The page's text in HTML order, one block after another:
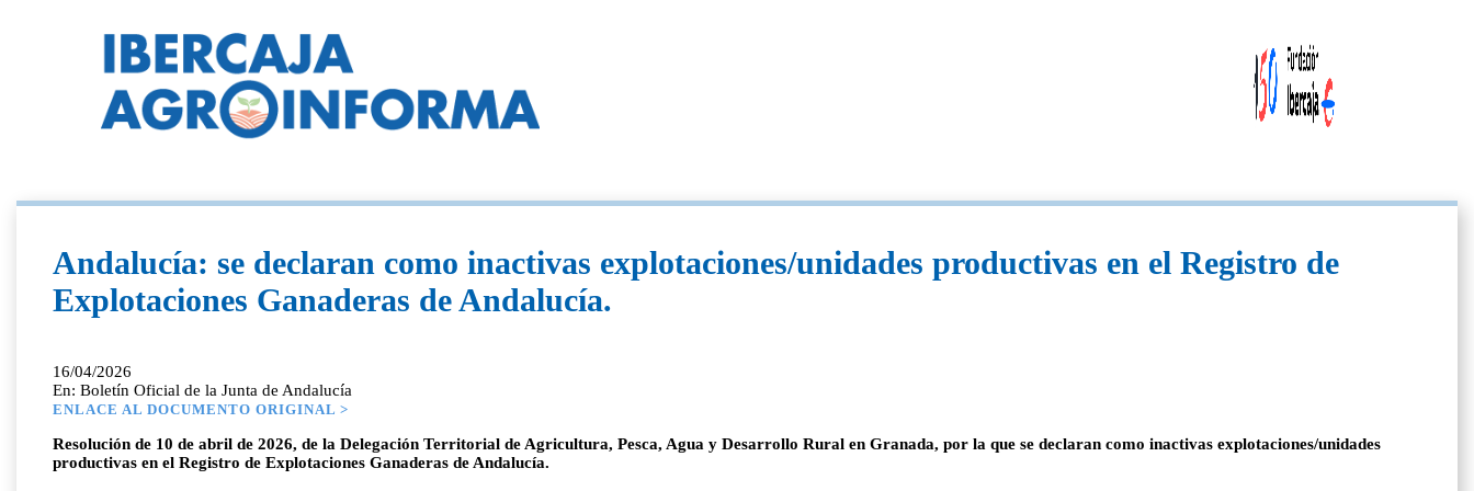
Andalucía: se declaran como inactivas explotaciones/unidades productivas en el Registro de
Explotaciones Ganaderas de Andalucía.
16/04/2026
En: Boletín Oficial de la Junta de Andalucía
ENLACE AL DOCUMENTO ORIGINAL >
Resolución de 10 de abril de 2026, de la Delegación Territorial de Agricultura, Pesca, Agua y Desarrollo Rural en Granada, por la que se declaran como inactivas explotaciones/unidades
productivas en el Registro de Explotaciones Ganaderas de Andalucía.